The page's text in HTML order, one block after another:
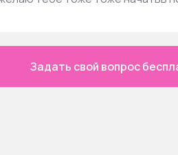
Задать свой вопрос